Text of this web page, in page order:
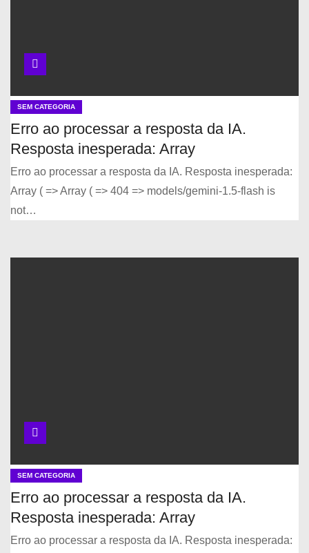
SEM CATEGORIA
Erro ao processar a resposta da IA.
Resposta inesperada: Array
Erro ao processar a resposta da IA. Resposta inesperada:
Array ( => Array ( => 404 => models/gemini-1.5-flash is
not…
SEM CATEGORIA
Erro ao processar a resposta da IA.
Resposta inesperada: Array
Erro ao processar a resposta da IA. Resposta inesperada: